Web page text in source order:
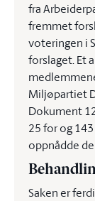
fra
fremmet
voteringen i
forslaget. Et
Miljøpartiet
Dokument
25 for og
oppnådde
Saken er